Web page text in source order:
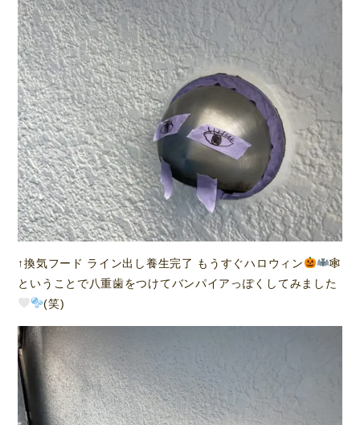
↑換気フード ライン出し養生完了 もうすぐハロウィン
🕸
ということで八重歯をつけてバンパイアっぽくしてみました‪
(笑)